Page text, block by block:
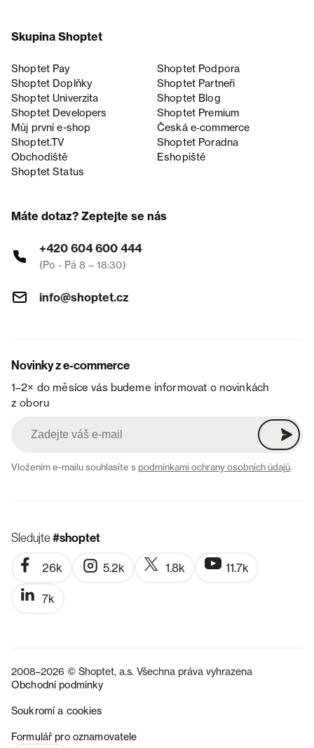
Skupina Shoptet
Shoptet Pay
Shoptet Podpora
Shoptet Doplňky
Shoptet Partneři
Shoptet Univerzita
Shoptet Blog
Shoptet Developers
Shoptet Premium
Můj první e-shop
Česká e‑commerce
Shoptet.TV
Shoptet Poradna
Obchodiště
Eshopiště
Shoptet Status
Máte dotaz? Zeptejte se nás
+420 604 600 444
(Po - Pá 8 – 18:30)
info@shoptet.cz
Novinky z e-commerce
1–2× do měsíce vás budeme informovat o novinkách
z oboru
Vložením e-mailu souhlasíte spodmínkami ochrany osobních údajů.
Sledujte#shoptet
26k 5.2k 1.8k 11.7k
7k
2008–2026 © Shoptet, a.s. Všechna práva vyhrazena
Obchodní podmínky
Soukromí a cookies
Formulář pro oznamovatele